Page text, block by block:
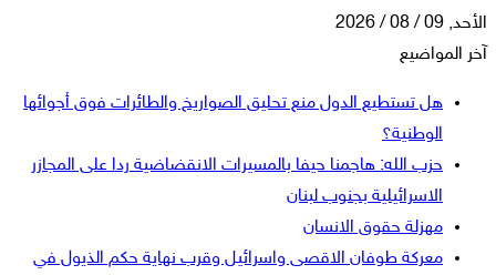
الأحد, 09 / 08 / 2026
آخر المواضيع
هل تستطيع الدول منع تحليق الصواريخ والطائرات فوق أجوائها
الوطنية؟
حزب الله: هاجمنا حيفا بالمسيرات الانقضاضية ردا على المجازر
الاسرائيلية بجنوب لبنان
مهزلة حقوق الانسان
معركة طوفان الاقصى واسرائيل وقرب نهاية حكم الذيول في